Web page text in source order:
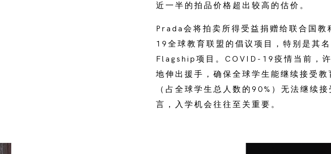
近一半的拍品价格超出较高的估价。
Prada会将拍卖所得受益捐赠给联合国
19全球教育联盟的倡议项目，特别是其
Flagship项目。COVID-19疫情当前，
地伸出援手，确保全球学生能继续接受
（占全球学生总人数的90%）无法继续
言，入学机会往往至关重要。